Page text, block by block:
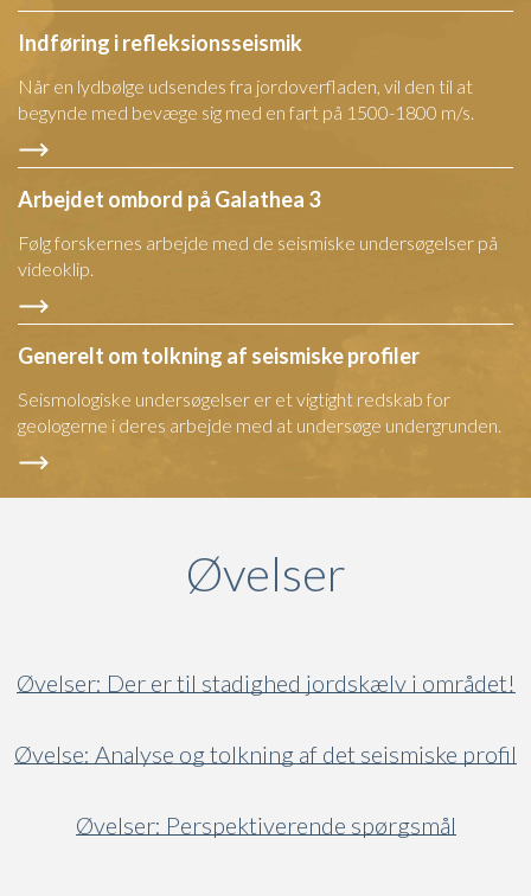
Indføring i refleksionsseismik
Når en lydbølge udsendes fra jordoverfladen, vil den til at
begynde med bevæge sig med en fart på 1500-1800 m/s.
Arbejdet ombord på Galathea 3
Følg forskernes arbejde med de seismiske undersøgelser på
videoklip.
Generelt om tolkning af seismiske profiler
Seismologiske undersøgelser er et vigtight redskab for
geologerne i deres arbejde med at undersøge undergrunden.
Øvelser
Øvelser: Der er til stadighed jordskælv i området!
Øvelse: Analyse og tolkning af det seismiske profil
Øvelser: Perspektiverende spørgsmål